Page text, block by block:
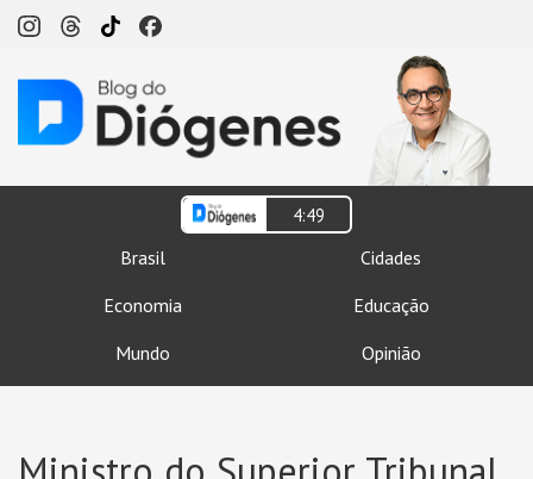
4:49
Brasil
Cidades
Economia
Educação
Mundo
Opinião